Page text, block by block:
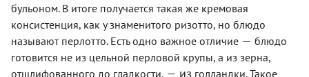
бульоном. В итоге получается такая же кремовая
консистенция, как у знаменитого ризотто, но блюдо
называют перлотто. Есть одно важное отличие — блюдо
готовится не из цельной перловой крупы, а из зерна,
отшлифованного до гладкости, — из голландки. Такое